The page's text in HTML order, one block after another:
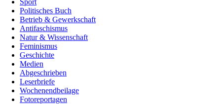
Sport
Politisches Buch
Betrieb & Gewerkschaft
Antifaschismus
Natur & Wissenschaft
Feminismus
Geschichte
Medien
Abgeschrieben
Leserbriefe
Wochenendbeilage
Fotoreportagen